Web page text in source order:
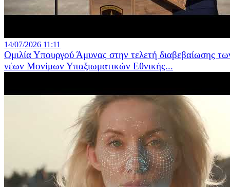
14/07/2026 11:11
Ομιλία Υπουργού Άμυνας στην τελετή διαβεβαίωσης
νέων Μονίμων Υπαξιωματικών Εθνικής...